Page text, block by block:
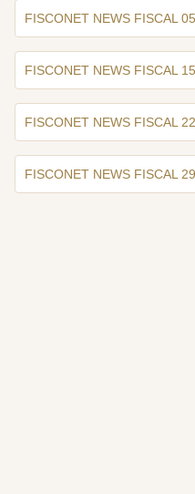
FISCONET NEWS FISCAL
FISCONET NEWS FISCAL
FISCONET NEWS FISCAL
FISCONET NEWS FISCAL